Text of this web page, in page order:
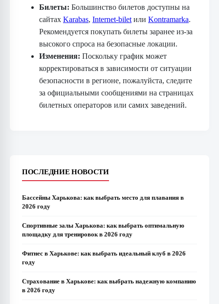
Билеты: Большинство билетов доступны на
сайтах Karabas, Internet-biletили Kontramarka.
Рекомендуется покупать билеты заранее из-за
высокого спроса на безопасные локации.
Изменения: Поскольку график может
корректироваться в зависимости от ситуации
безопасности в регионе, пожалуйста, следите
за официальными сообщениями на страницах
билетных операторов или самих заведений.
ПОСЛЕДНИЕ НОВОСТИ
Бассейны Харькова: как выбрать место для плавания в
2026 году
Спортивные залы Харькова: как выбрать оптимальную
площадку для тренировок в 2026 году
Фитнес в Харькове: как выбрать идеальный клуб в 2026
году
Страхование в Харькове: как выбрать надежную компанию
в 2026 году